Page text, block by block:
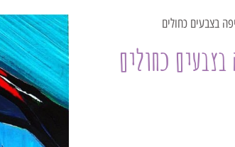
בצבעים כחולים
בצבעים כחולים